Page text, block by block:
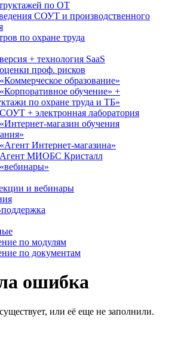
по ОТ
СОУТ и производственного
по охране труда
+ технология SaaS
проф. рисков
образование»
обучение» +
по охране труда и ТБ»
+ электронная лаборатория
магазин обучения
Интернет-магазина»
МИОБС Кристалл
и вебинары
по модулям
по документам
ошибка
или её еще не заполнили.